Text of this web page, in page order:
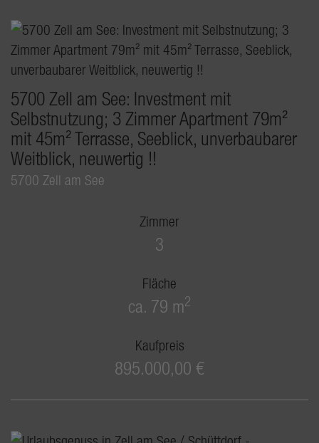
5700 Zell am See: Investment mit
Selbstnutzung; 3 Zimmer Apartment 79m²
mit 45m² Terrasse, Seeblick, unverbaubarer
Weitblick, neuwertig !!
5700 Zell am See
Zimmer
3
Fläche
ca. 79 m2
Kaufpreis
895.000,00 €